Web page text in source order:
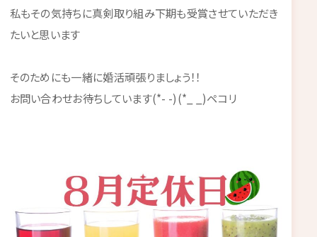
私もその気持ちに真剣取り組み下期も受賞させていただき
たいと思います
そのためにも一緒に婚活頑張りましょう！！
お問い合わせお待ちしています(*- -)(*_ _)ペコリ